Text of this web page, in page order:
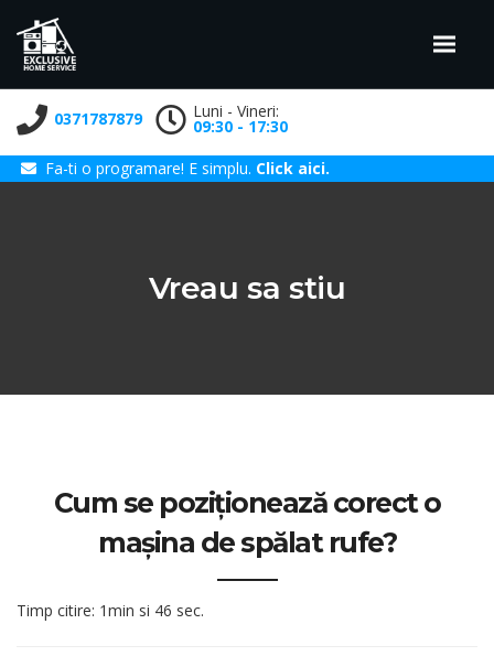
0371787879 Luni - Vineri:
09:30 - 17:30
Fa-ti o programare! E simplu. Click aici.
Vreau sa stiu
Cum se poziționează corect o
mașina de spălat rufe?
Timp citire: 1min si 46 sec.